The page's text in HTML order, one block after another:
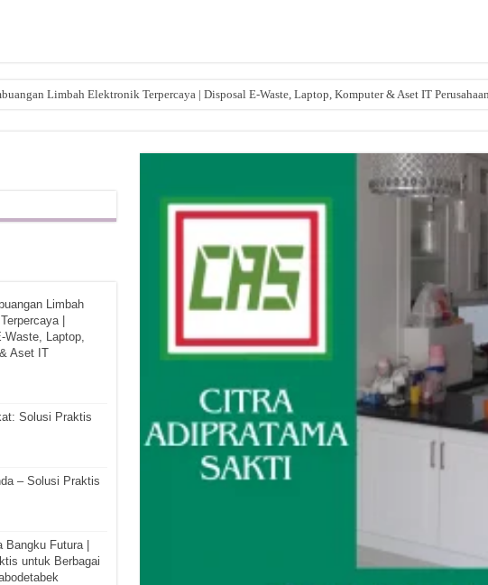
Limbah Elektronik Terpercaya | Disposal E-Waste, Laptop, Komputer & Aset IT
Limbah
|
Waste, Laptop,
Aset IT
Solusi Praktis
– Solusi Praktis
Bangku Futura |
untuk Berbagai